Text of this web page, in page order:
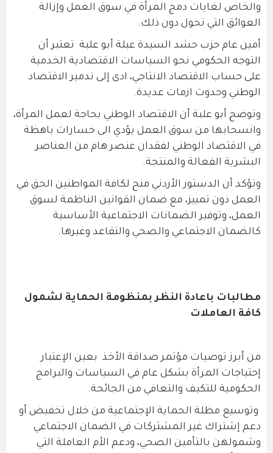
والخاص لغايات دمج المرأة في سوق العمل وإزالة
العوائق التي تحول دون ذلك.
أمين عام حزب حشد السيدة عبلة أبو علبة تعتبر أن
التوجه الحكومي نحو السياسات الاقتصادية الخدمية
على حساب الاقتصاد الانتاجي، ادى إلى تدمير الاقتصاد
الوطني وحدوث ازمات عديدة.
وتوضح أبو علبة أن الاقتصاد الوطني بحاجة لعمل المرأة،
وانسحابها من سوق العمل يؤدي الى خسارات باهظة
في الاقتصاد الوطني لفقدان عنصر هام من العناصر
البشرية الفعالة والمنتجة.
وتؤكد أن الدستور الأردني منح لكافة المواطنين الحق في
العمل دون تمييز، مع ضمان القوانين الناظمة لسوق
العمل، وتوفير الضمانات الاجتماعية الأساسية
كالضمان الاجتماعي والصحي والتقاعد وغيرها.
مطالبات باعادة النظر بمنظومة الحماية لشمول
كافة العاملات
من أبرز توصيات مؤتمر صداقة الأخذ بعين الإعتبار
إحتياجات المرأة بشكل عام في السياسات والبرامج
الحكومية للتكيف والتعافي من الجائحة.
وتوسيع مظلة الحماية الإجتماعية من خلال تخفيض أو
دعم إشتراك غير المشتركات في الضمان الاجتماعي
وشمولهن بالتأمين الصحي، ودعم الأم العاملة التي